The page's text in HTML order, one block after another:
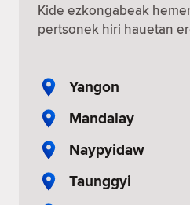
Kide ezkongabeak
pertsonek hiri hauetan
Yangon
Mandalay
Naypyidaw
Taunggyi